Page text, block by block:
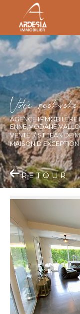
Vore recece
AGENCE IMMOBILÈRE
VENTE
ST JEAN DE
MAISON D
RETOUR